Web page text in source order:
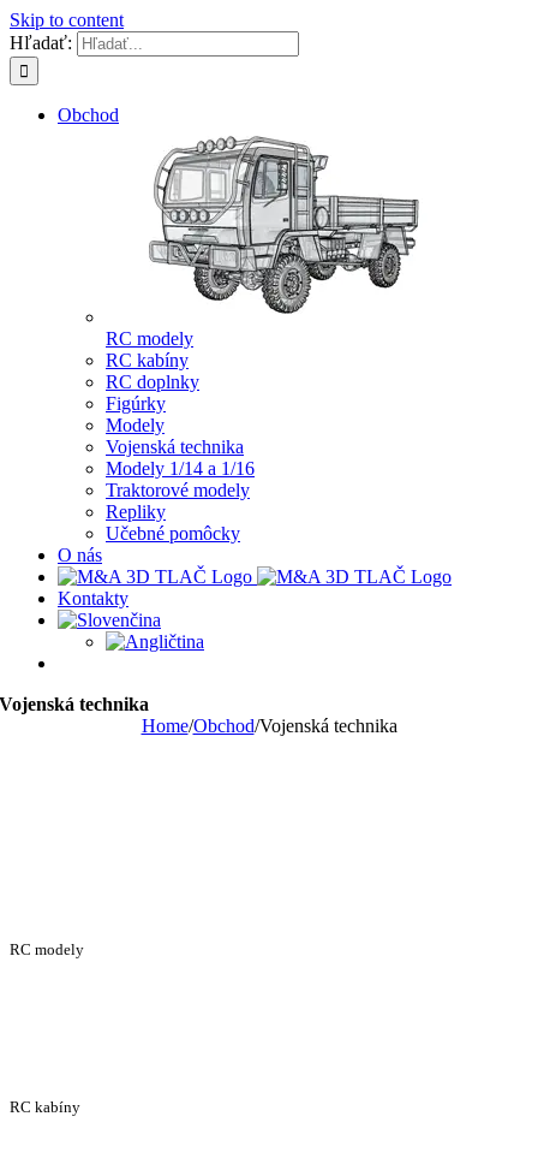
Skip to content
Hľadať:
Obchod
RC modely
RC kabíny
RC doplnky
Figúrky
Modely
Vojenská technika
Modely 1/14 a 1/16
Traktorové modely
Repliky
Učebné pomôcky
O nás
Kontakty
Vojenská technika
Home/Obchod/Vojenská technika
RC modely
RC kabíny